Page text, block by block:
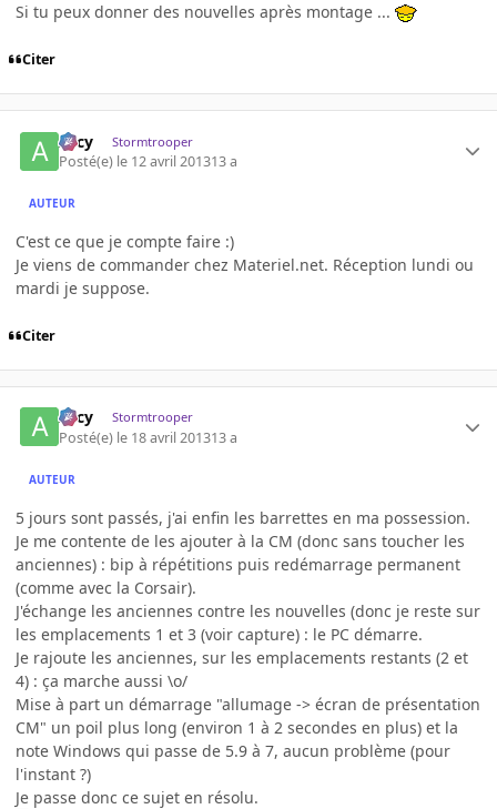
Si tu peux donner des nouvelles après montage ...
Citer
Arcy Stormtrooper
Posté(e) le 12 avril 201313 a
AUTEUR
C'est ce que je compte faire :)
Je viens de commander chez Materiel.net. Réception lundi ou
mardi je suppose.
Citer
Arcy Stormtrooper
Posté(e) le 18 avril 201313 a
AUTEUR
5 jours sont passés, j'ai enfin les barrettes en ma possession.
Je me contente de les ajouter à la CM (donc sans toucher les
anciennes) : bip à répétitions puis redémarrage permanent
(comme avec la Corsair).
J'échange les anciennes contre les nouvelles (donc je reste sur
les emplacements 1 et 3 (voir capture) : le PC démarre.
Je rajoute les anciennes, sur les emplacements restants (2 et
4) : ça marche aussi \o/
Mise à part un démarrage "allumage -> écran de présentation
CM" un poil plus long (environ 1 à 2 secondes en plus) et la
note Windows qui passe de 5.9 à 7, aucun problème (pour
l'instant ?)
Je passe donc ce sujet en résolu.